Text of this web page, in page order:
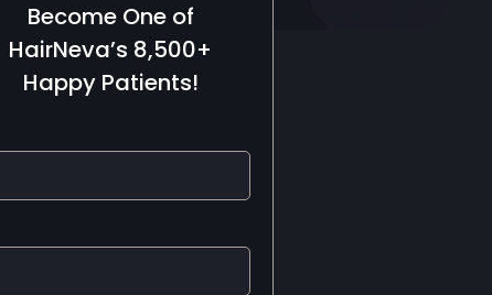
Become One of
HairNeva’s 8,500+
Happy Patients!